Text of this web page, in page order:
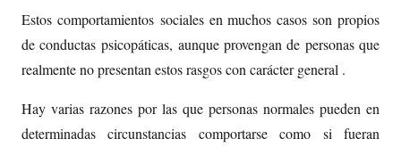
Estos comportamientos sociales en muchos casos son propios
de conductas psicopáticas, aunque provengan de personas que
realmente no presentan estos rasgos con carácter general .
Hay varias razones por las que personas normales pueden en
determinadas circunstancias comportarse como si fueran